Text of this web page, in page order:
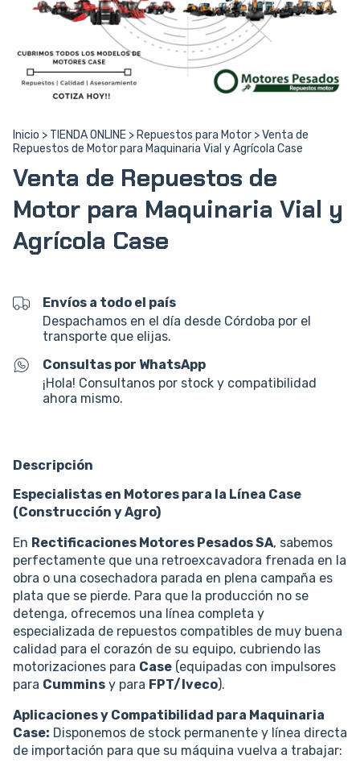
Inicio > TIENDA ONLINE > Repuestos para Motor >Venta de
Repuestos de Motor para Maquinaria Vial y Agrícola Case
Venta de Repuestos de
Motor para Maquinaria Vial y
Agrícola Case
Envíos a todo el país
Despachamos en el día desde Córdoba por el
transporte que elijas.
Consultas por WhatsApp
¡Hola! Consultanos por stock y compatibilidad
ahora mismo.
Descripción
Especialistas en Motores para la Línea Case
(Construcción y Agro)
En Rectificaciones Motores Pesados SA, sabemos
perfectamente que una retroexcavadora frenada en la
obra o una cosechadora parada en plena campaña es
plata que se pierde. Para que la producción no se
detenga, ofrecemos una línea completa y
especializada de repuestos compatibles de muy buena
calidad para el corazón de su equipo, cubriendo las
motorizaciones para Case (equipadas con impulsores
para Cummins y para FPT/Iveco).
Aplicaciones y Compatibilidad para Maquinaria
Case: Disponemos de stock permanente y línea directa
de importación para que su máquina vuelva a trabajar: